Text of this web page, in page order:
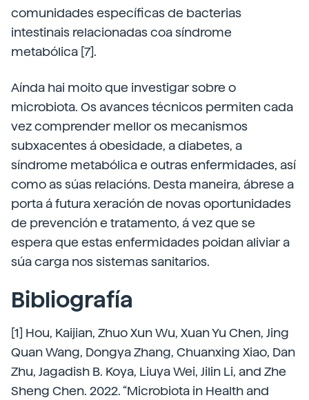
comunidades específicas de bacterias
intestinais relacionadas coa síndrome
metabólica [7].
Aínda hai moito que investigar sobre o
microbiota. Os avances técnicos permiten cada
vez comprender mellor os mecanismos
subxacentes á obesidade, a diabetes, a
síndrome metabólica e outras enfermidades, así
como as súas relacións. Desta maneira, ábrese a
porta á futura xeración de novas oportunidades
de prevención e tratamento, á vez que se
espera que estas enfermidades poidan aliviar a
súa carga nos sistemas sanitarios.
Bibliografía
[1] Hou, Kaijian, Zhuo Xun Wu, Xuan Yu Chen, Jing
Quan Wang, Dongya Zhang, Chuanxing Xiao, Dan
Zhu, Jagadish B. Koya, Liuya Wei, Jilin Li, and Zhe
Sheng Chen. 2022. “Microbiota in Health and